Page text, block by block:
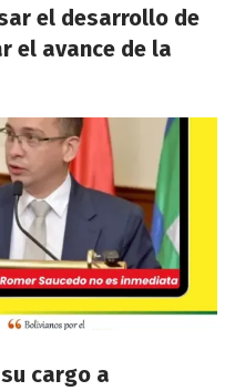
el desarrollo de
el avance de la
cargo a